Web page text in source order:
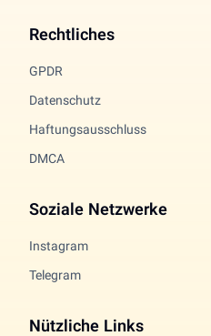
Rechtliches
GPDR
Datenschutz
Haftungsausschluss
DMCA
Soziale Netzwerke
Instagram
Telegram
Nützliche Links